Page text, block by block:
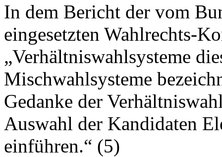
In dem Bericht der vom
eingesetzten Wahlrechts-
„Verhältniswahlsysteme
Mischwahlsysteme
Gedanke der
Auswahl der Kandidaten
einführen.“ (5)